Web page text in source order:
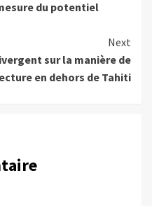
du potentiel
Next
sur la manière de
en dehors de Tahiti